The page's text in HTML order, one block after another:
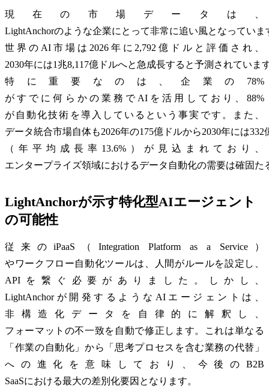
現在の市場データは、
LightAnchorのような企業にとって非常に追い風となっていま
世界のAI市場は2026年に2,792億ドルと評価され、
2030年には1兆8,117億ドルへと急成長すると予測されていま
特に重要なのは、企業の78%
がすでに何らかの業務でAIを活用しており、88%
が自動化技術を導入しているという事実です。また、
データ統合市場自体も2026年の175億ドルから2030年には332
（年平均成長率13.6%）が見込まれており、
エンタープライズ領域におけるデータ自動化の需要は確固た
LightAnchorが示す特化型AIエージェント
の可能性
従来のiPaaS（Integration Platform as a Service）
やワークフロー自動化ツールは、人間がルールを設定し、
APIを繋ぐ必要がありました。しかし、
LightAnchorが開発するようなAIエージェントは、
非構造化データを自律的に解釈し、
フォーマットの不一致を自動で修正します。これは単なる
「作業の自動化」から「思考プロセスを含む業務の代替」
への進化を意味しており、今後のB2B
SaaSにおける最大の差別化要因となります。